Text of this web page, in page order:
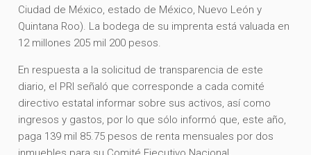
Ciudad de México, estado de México, Nuevo León y
Quintana Roo). La bodega de su imprenta está valuada en
12 millones 205 mil 200 pesos.
En respuesta a la solicitud de transparencia de este
diario, el PRI señaló que corresponde a cada comité
directivo estatal informar sobre sus activos, así como
ingresos y gastos, por lo que sólo informó que, este año,
paga 139 mil 85.75 pesos de renta mensuales por dos